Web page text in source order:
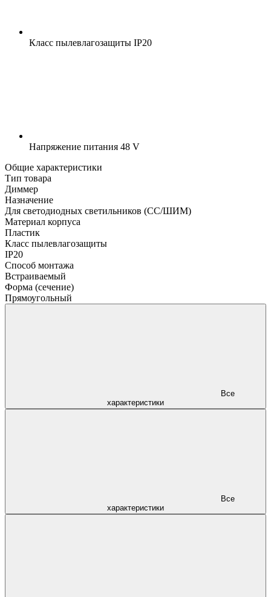
Класс пылевлагозащиты IP20
Напряжение питания 48 V
Общие характеристики
Тип товара
Диммер
Назначение
Для светодиодных светильников (СС/ШИМ)
Материал корпуса
Пластик
Класс пылевлагозащиты
IP20
Способ монтажа
Встраиваемый
Форма (сечение)
Прямоугольный
характеристики
характеристики